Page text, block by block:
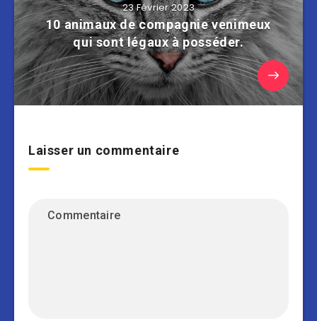
23 Février 2023
10 animaux de compagnie venimeux
qui sont légaux à posséder.
Laisser un commentaire